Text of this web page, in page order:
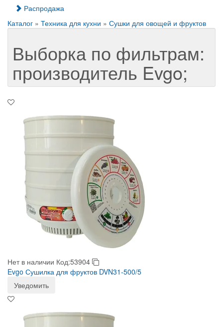
Распродажа
Каталог » Техника для кухни » Сушки для овощей и фруктов
Выборка по фильтрам:
производитель Evgo;
Нет в наличии Код:53904
Evgo Сушилка для фруктов DVN31-500/5
Уведомить